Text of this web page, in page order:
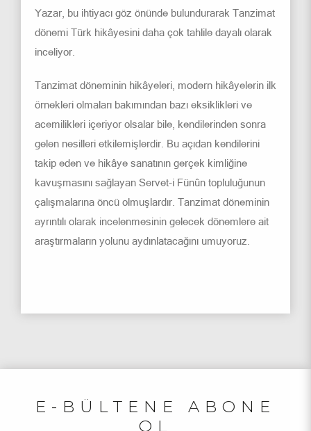
Yazar, bu ihtiyacı göz önünde bulundurarak Tanzimat
dönemi Türk hikâyesini daha çok tahlile dayalı olarak
inceliyor.
Tanzimat döneminin hikâyeleri, modern hikâyelerin ilk
örnekleri olmaları bakımından bazı eksiklikleri ve
acemilikleri içeriyor olsalar bile, kendilerinden sonra
gelen nesilleri etkilemişlerdir. Bu açıdan kendilerini
takip eden ve hikâye sanatının gerçek kimliğine
kavuşmasını sağlayan Servet-i Fünûn topluluğunun
çalışmalarına öncü olmuşlardır. Tanzimat döneminin
ayrıntılı olarak incelenmesinin gelecek dönemlere ait
araştırmaların yolunu aydınlatacağını umuyoruz.
E-BÜLTENE ABONE
OL